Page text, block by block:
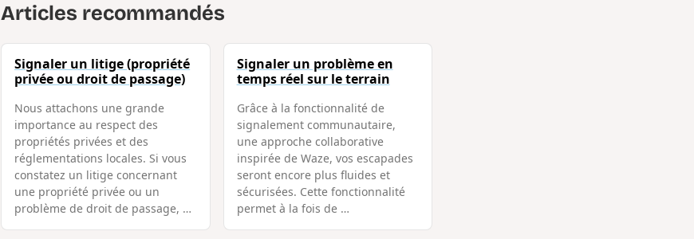
Articles recommandés
Signaler un litige (propriété
privée ou droit de passage)
Nous attachons une grande
importance au respect des
propriétés privées et des
réglementations locales. Si vous
constatez un litige concernant
une propriété privée ou un
problème de droit de passage, …
Signaler un problème en
temps réel sur le terrain
Grâce à la fonctionnalité de
signalement communautaire,
une approche collaborative
inspirée de Waze, vos escapades
seront encore plus fluides et
sécurisées. Cette fonctionnalité
permet à la fois de …